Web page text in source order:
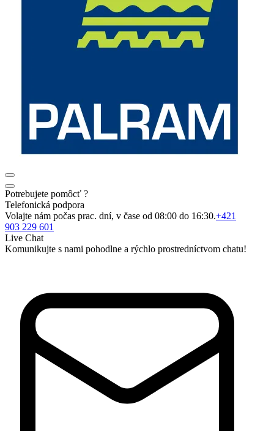
Potrebujete pomôcť ?
Telefonická podpora
Volajte nám počas prac. dní, v čase od 08:00 do 16:30.+421
903 229 601
Live Chat
Komunikujte s nami pohodlne a rýchlo prostredníctvom chatu!